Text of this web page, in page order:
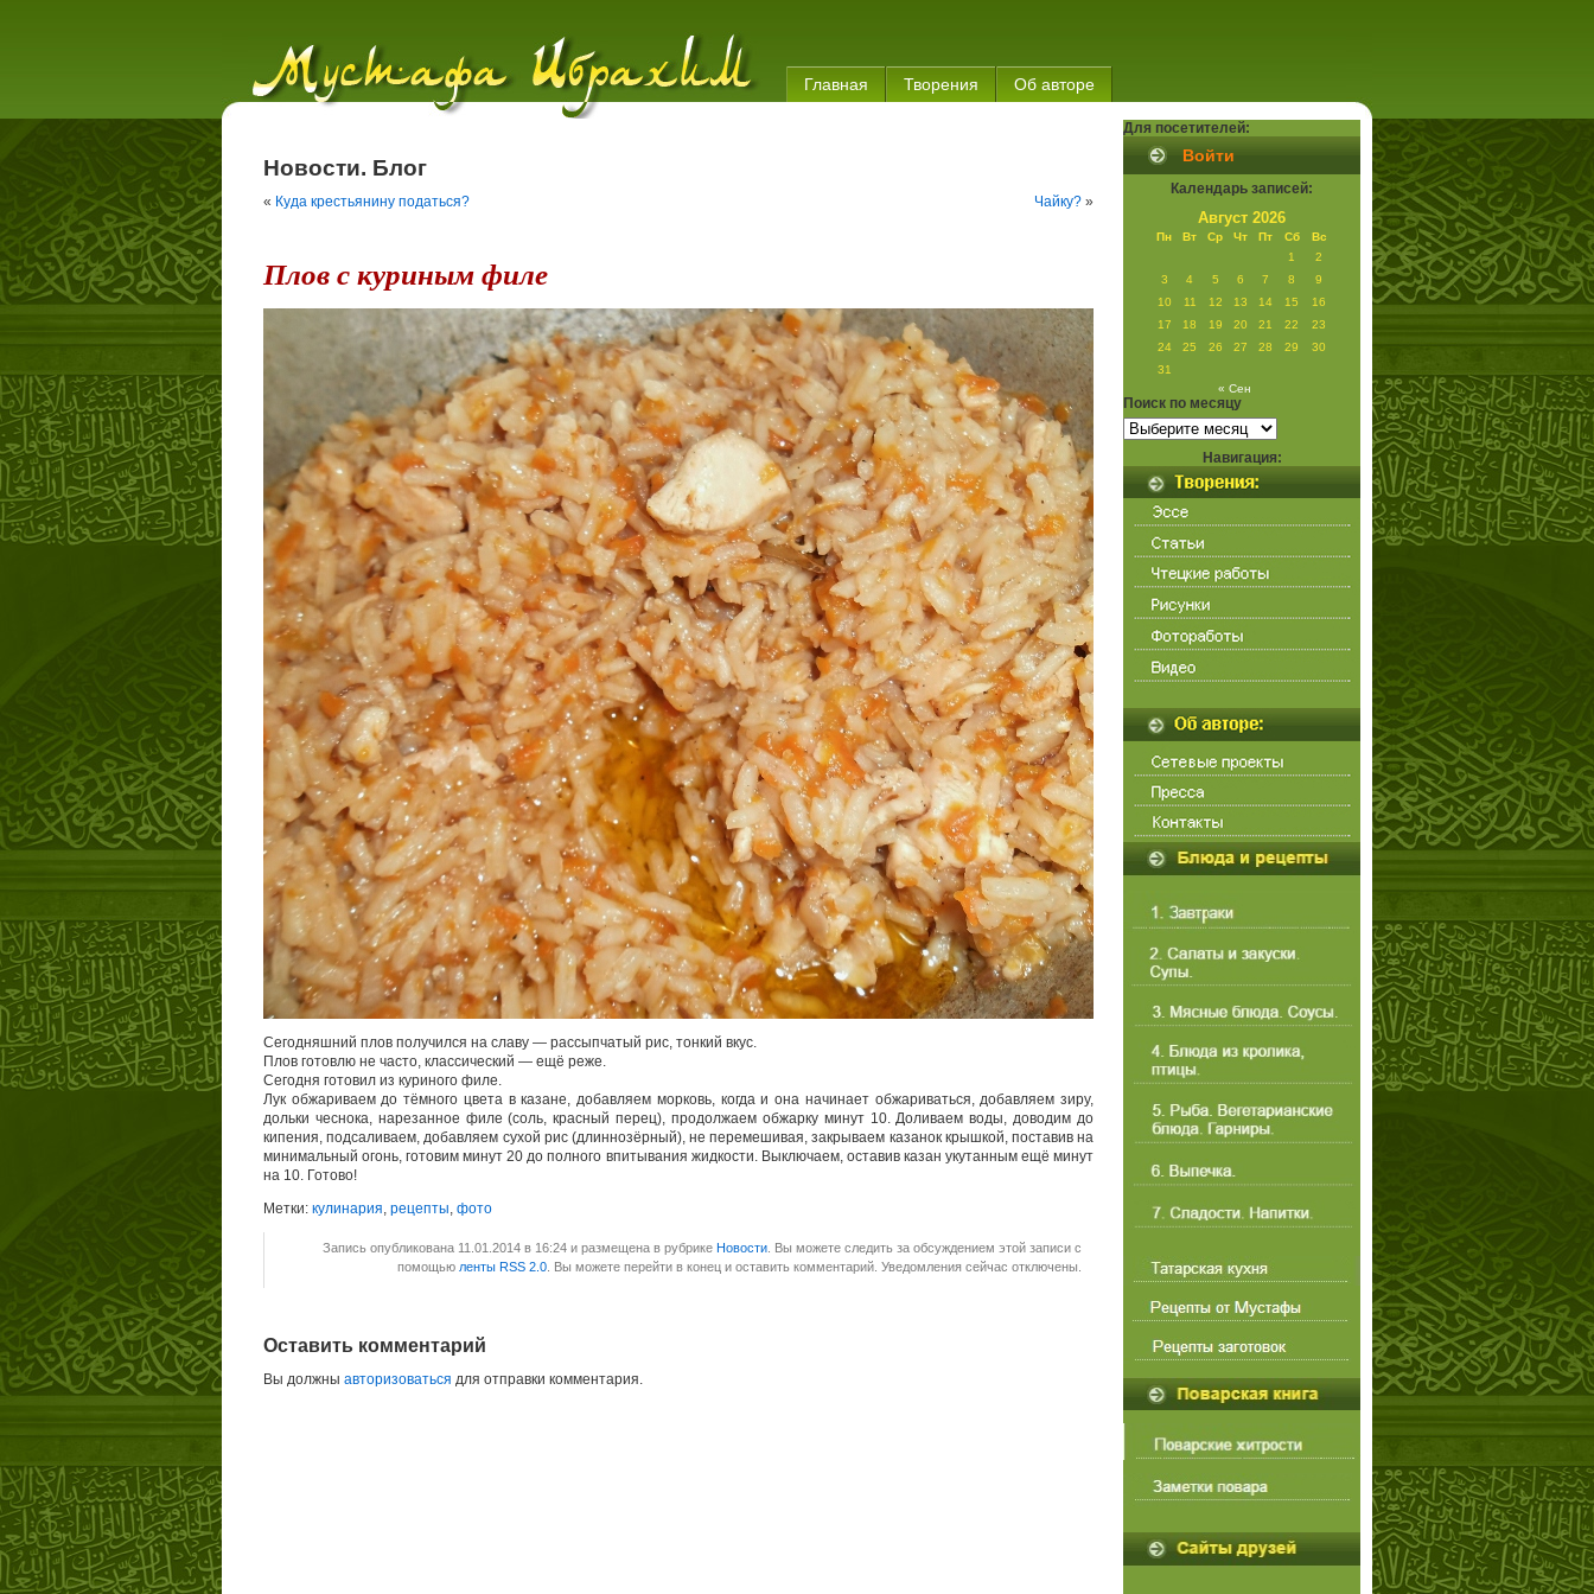
Главная Творения Об авторе
Новости. Блог
« Куда крестьянину податься? Чайку? »
Плов с куриным филе
Сегодняшний плов получился на славу — рассыпчатый рис, тонкий вкус.
Плов готовлю не часто, классический — ещё реже.
Сегодня готовил из куриного филе.
Лук обжариваем до тёмного цвета в казане, добавляем морковь, когда и она начинает обжариваться, добавляем зиру,
дольки чеснока, нарезанное филе (соль, красный перец), продолжаем обжарку минут 10. Доливаем воды, доводим до
кипения, подсаливаем, добавляем сухой рис (длиннозёрный), не перемешивая, закрываем казанок крышкой, поставив на
минимальный огонь, готовим минут 20 до полного впитывания жидкости. Выключаем, оставив казан укутанным ещё минут
на 10. Готово!
Метки: кулинария, рецепты, фото
Запись опубликована 11.01.2014 в 16:24 и размещена в рубрике Новости . Вы можете следить за обсуждением этой записи с
помощью ленты RSS 2.0 . Вы можете перейти в конец и оставить комментарий. Уведомления сейчас отключены.
Оставить комментарий
Вы должны авторизоваться для отправки комментария.
Для посетителей:
Войти
Календарь записей:
Август 2026
Пн Вт Ср Чт Пт Сб
Вс
1
2
3
4 5 6 7 8
9
10
11 12 13 14 15
16
17
18 19 20 21 22
23
24
25 26 27 28 29
30
31
« Сен
Поиск по месяцу
Поиск
по
месяцу
Навигация: